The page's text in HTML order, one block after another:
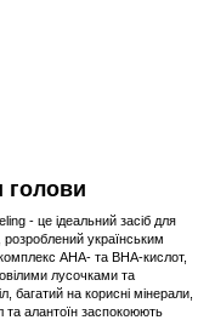
голови
- це ідеальний засіб для
українським
АНА- та ВНА-кислот,
лусочками та
багатий на корисні мінерали,
та алантоїн заспокоюють